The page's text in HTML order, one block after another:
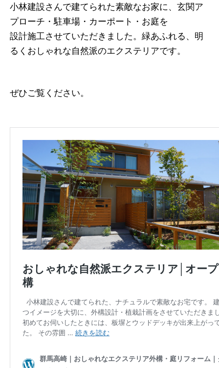
小林建設さんで建てられた素敵なお家に、玄関ア
プローチ・駐車場・カーポート・お庭を
設計施工させていただきました。緑あふれる、明
るくおしゃれな自然派のエクステリアです。
ぜひご覧ください。